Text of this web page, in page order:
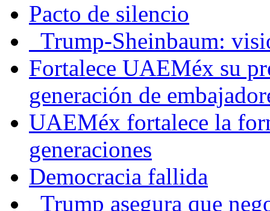
Pacto de silencio
Trump-Sheinbaum:
Fortalece UAEMéx su
generación de
UAEMéx fortalece la
generaciones
Democracia fallida
Trump asegura que